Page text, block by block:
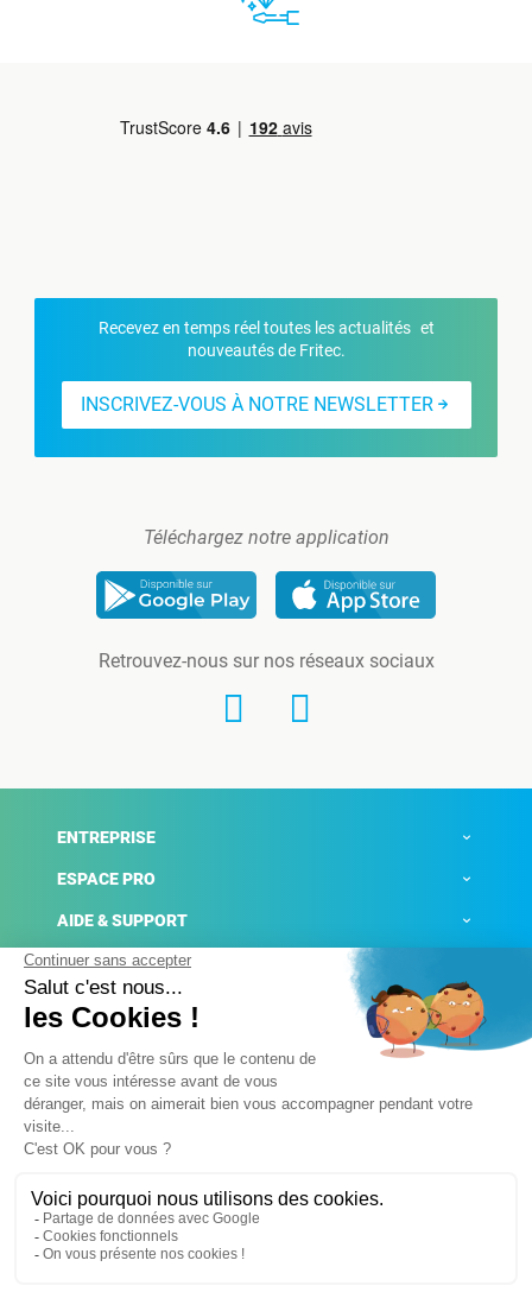
Recevez en temps réel toutes les actualités et
nouveautés de Fritec.
INSCRIVEZ-VOUS À NOTRE NEWSLETTER
Téléchargez notre application
Retrouvez-nous sur nos réseaux sociaux
ENTREPRISE
ESPACE PRO
AIDE & SUPPORT
ACTUALITÉS
Mentions légales
Conditions générales de ventes
Plateforme de signalement